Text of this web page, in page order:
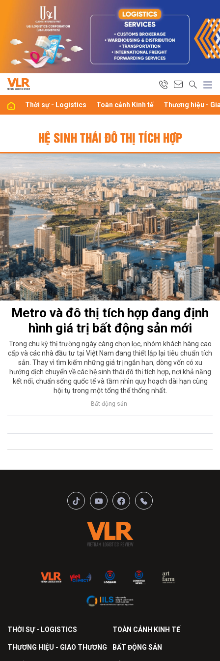
Thời sự - Logistics Toàn cảnh Kinh tế Thương hiệu -
HỆ SINH THÁI ĐÔ THỊ TÍCH HỢP
Metro và đô thị tích hợp đang định
hình giá trị bất động sản mới
Trong chu kỳ thị trường ngày càng chọn lọc, nhóm khách hàng cao
cấp và các nhà đầu tư tại Việt Nam đang thiết lập lại tiêu chuẩn tích
sản. Thay vì tìm kiếm những giá trị ngắn hạn, dòng vốn có xu
hướng dịch chuyển về các hệ sinh thái đô thị tích hợp, nơi khả năng
kết nối, chuẩn sống quốc tế và tầm nhìn quy hoạch dài hạn cùng
hội tụ trong một tổng thể thống nhất.
Bất động sản
THỜI SỰ - LOGISTICS TOÀN CẢNH KINH TẾ
THƯƠNG HIỆU - GIAO THƯƠNG BẤT ĐỘNG SẢN